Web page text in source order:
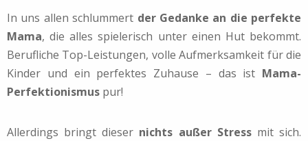
In uns allen schlummert der Gedanke an die perfekte
Mama, die alles spielerisch unter einen Hut bekommt.
Berufliche Top-Leistungen, volle Aufmerksamkeit für die
Kinder und ein perfektes Zuhause – das ist Mama-
Perfektionismus pur!
Allerdings bringt dieser nichts außer Stressmit sich.